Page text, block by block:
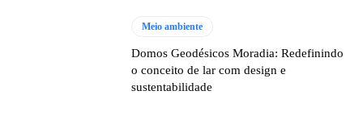
Meio ambiente
Domos Geodésicos Moradia: Redefinindo
o conceito de lar com design e
sustentabilidade